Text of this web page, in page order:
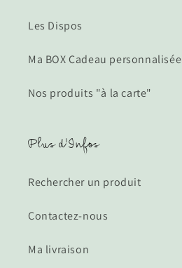
Les Dispos
Ma BOX Cadeau personnalisée
Nos produits "à la carte"
Plus d'Infos
Rechercher un produit
Contactez-nous
Ma livraison